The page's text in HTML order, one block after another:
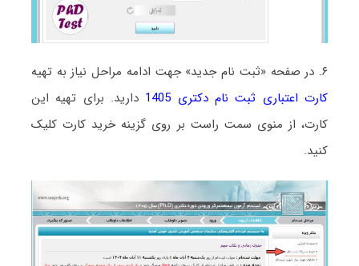
۶. در صفحه «ثبت نام جدید» جهت ادامه مراحل نیاز به تهیه
کارت اعتباری ثبت نام دکتری 1405
دارید. برای تهیه این
کارت، از منوی سمت راست بر روی گزینه خرید کارت کلیک
کنید.